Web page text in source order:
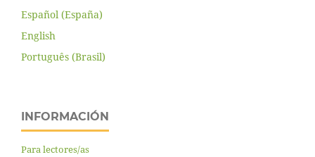
Español (España)
English
Português (Brasil)
INFORMACIÓN
Para lectores/as